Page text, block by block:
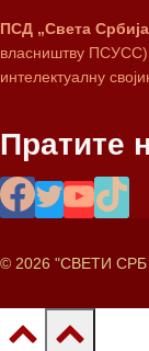
ПСД „Света
власништву ПСУСС)
интелектуалну
Пратите
© 2026 "СВЕТИ СРБ